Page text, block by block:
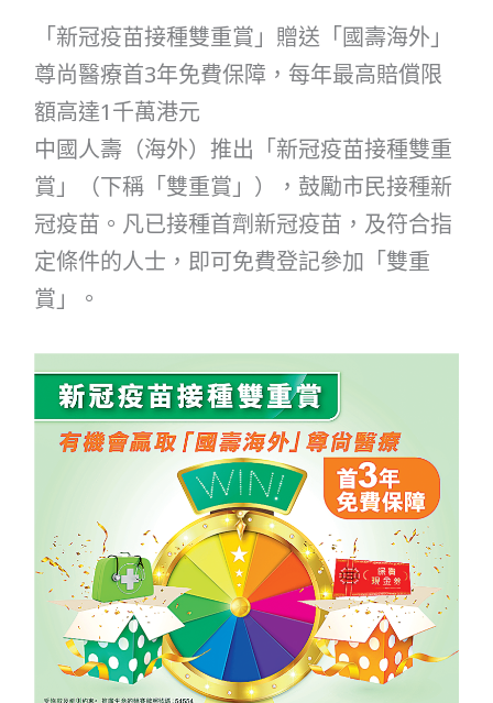
「新冠疫苗接種雙重賞」贈送「國壽海外」
尊尚醫療首3年免費保障，每年最高賠償限
額高達1千萬港元
中國人壽（海外）推出「新冠疫苗接種雙重
賞」（下稱「雙重賞」），鼓勵市民接種新
冠疫苗。凡已接種首劑新冠疫苗，及符合指
定條件的人士，即可免費登記參加「雙重
賞」。